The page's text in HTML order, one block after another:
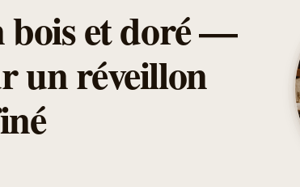
bois et doré —
un réveillon